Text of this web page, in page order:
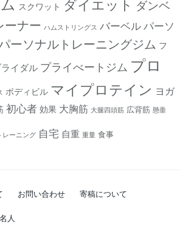
スクワット ダイエット ダンベ
ーナー ハムストリングス バーベル パーソ
ーソナルトレーニングジム フ
ライダル プライべートジム プロ
ボディビル マイプロテイン ヨガ
初心者 効果 大胸筋 大腿四頭筋 広背筋 懸垂
レーニング 自宅 自重 重量 食事
お問い合わせ 寄稿について
人